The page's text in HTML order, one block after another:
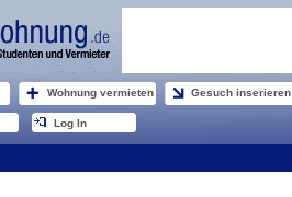
Wohnung vermieten Gesuch inserieren
Log In